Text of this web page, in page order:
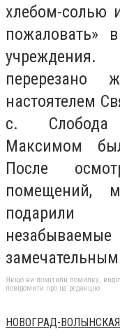
хлебом-солью
пожаловать»
перерезано
настоятелем
с. Слобода
Максимом
После
помещений,
подарили
Якщо ви помітили помилку,
повідомити про це редакцію
НОВОГРАД-